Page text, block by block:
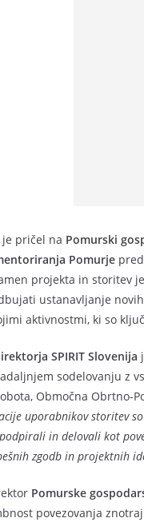
je pričel na Pomurski
Pomurje
projekta in storitev
ustanavljanje
aktivnostmi, ki so
SPIRIT Slovenija
sodelovanju z
Območna Obrtno-
uporabnikov storitev
in delovali kot
zgodb in projektnih
Pomurske
povezovanja